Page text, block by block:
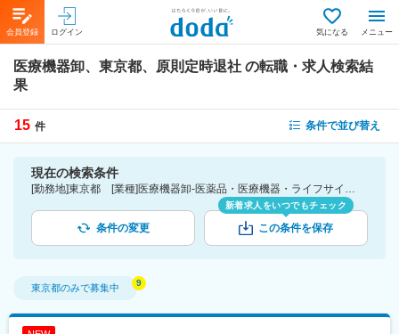
会員登録 ログイン 気になる メニュー
医療機器卸、東京都、原則定時退社 の転職・求人検索結
果
15 件 条件で並び替え
現在の検索条件
[勤務地]東京都 [業種]医療機器卸-医薬品・医療機器・ライフサイエンス・医療系サービス [詳細条件](休日・働き方)原則定時退社
条件の変更
新着求人をいつでもチェック
この条件を保存
東京都のみで募集中